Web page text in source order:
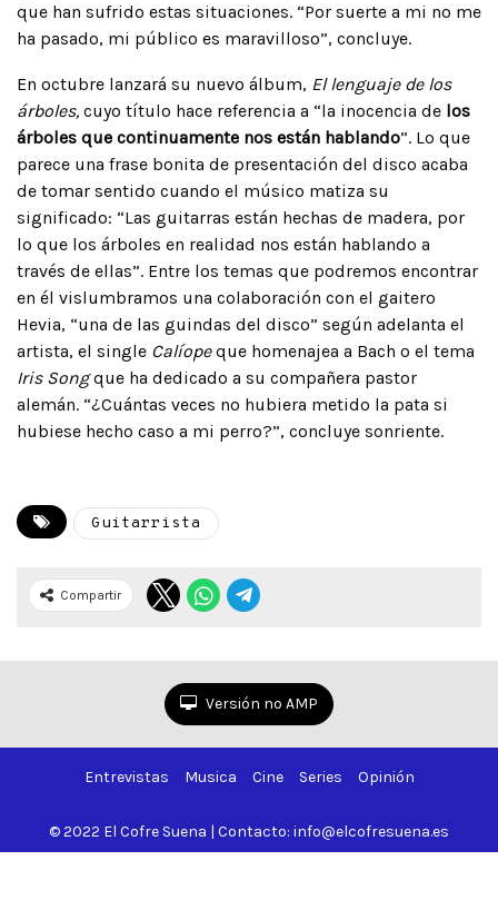
que han sufrido estas situaciones. “Por suerte a mi no me
ha pasado, mi público es maravilloso”, concluye.
En octubre lanzará su nuevo álbum, El lenguaje de los
árboles, cuyo título hace referencia a “la inocencia de los
árboles que continuamente nos están hablando”. Lo que
parece una frase bonita de presentación del disco acaba
de tomar sentido cuando el músico matiza su
significado: “Las guitarras están hechas de madera, por
lo que los árboles en realidad nos están hablando a
través de ellas”. Entre los temas que podremos encontrar
en él vislumbramos una colaboración con el gaitero
Hevia, “una de las guindas del disco” según adelanta el
artista, el single Calíopeque homenajea a Bach o el tema
Iris Songque ha dedicado a su compañera pastor
alemán. “¿Cuántas veces no hubiera metido la pata si
hubiese hecho caso a mi perro?”, concluye sonriente.
Guitarrista
Compartir
Versión no AMP
Entrevistas Musica Cine Series Opinión
© 2022 El Cofre Suena | Contacto: info@elcofresuena.es